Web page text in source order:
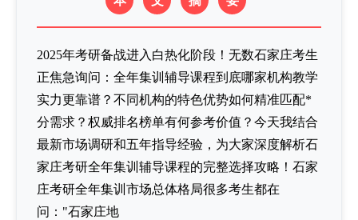
2025年考研备战进入白热化阶段！无数石家庄考生
正焦急询问：全年集训辅导课程到底哪家机构教学
实力更靠谱？不同机构的特色优势如何精准匹配*
分需求？权威排名榜单有何参考价值？今天我结合
最新市场调研和五年指导经验，为大家深度解析石
家庄考研全年集训辅导课程的完整选择攻略！石家
庄考研全年集训市场总体格局很多考生都在
问："石家庄地